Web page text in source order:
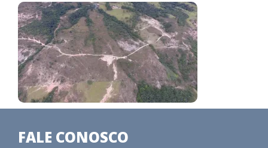
FALE CONOSCO